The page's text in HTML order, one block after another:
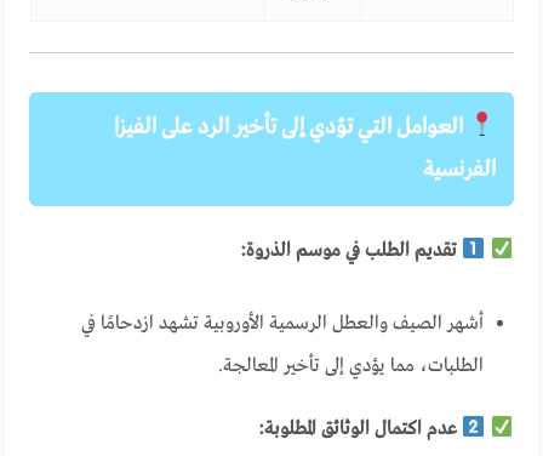
العوامل التي تؤدي إلى تأخير الرد على الفيزا
الفرنسية
تقديم الطلب في موسم الذروة:
أشهر الصيف والعطل الرسمية الأوروبية تشهد ازدحامًا في
الطلبات، مما يؤدي إلى تأخير المعالجة.
عدم اكتمال الوثائق المطلوبة: